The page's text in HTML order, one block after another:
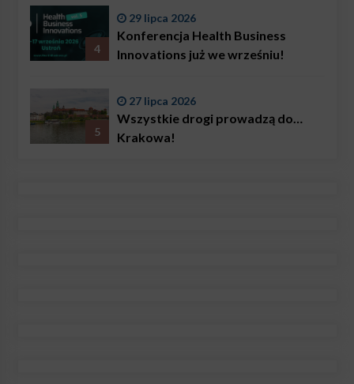
4
29 lipca 2026
Konferencja Health Business
Innovations już we wrześniu!
5
27 lipca 2026
Wszystkie drogi prowadzą do…
Krakowa!